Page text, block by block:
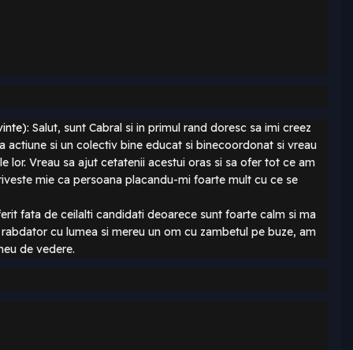
Salut, sunt Cabral si in primul rand doresc sa imi creez
si un colectiv bine educat si binecoordonat si vreau
lor. Vreau sa ajut cetatenii acestui oras si sa ofer tot ce am
mie ca persoana placandu-mi foarte mult cu ce se
fata de ceilalti candidati deoarece sunt foarte calm si ma
cu lumea si mereu un om cu zambetul pe buze, am
de vedere.